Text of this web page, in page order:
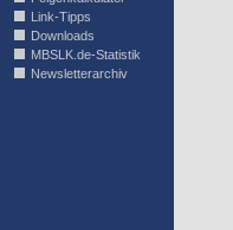
Link-Tipps
Downloads
MBSLK.de-Statistik
Newsletterarchiv